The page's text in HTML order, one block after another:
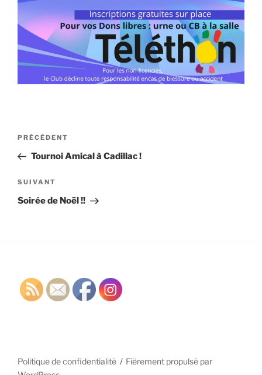
Navigation
l’article
Article
précédent
PRÉCÉDENT
Tournoi Amical à Cadillac !
Article
suivant
SUIVANT
Soirée de Noël !!
Politique de confidentialité
Fièrement propulsé par